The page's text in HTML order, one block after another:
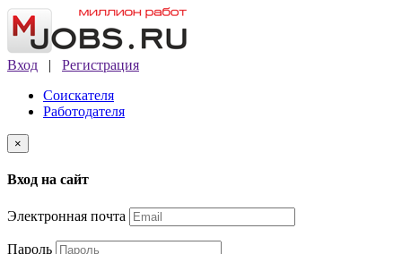
Вход |
Регистрация
Соискателя
Работодателя
×
Вход на сайт
Электронная почта
Пароль